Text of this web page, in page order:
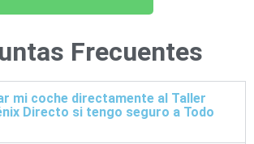
Frecuentes
mi coche directamente al Taller
Directo si tengo seguro a Todo